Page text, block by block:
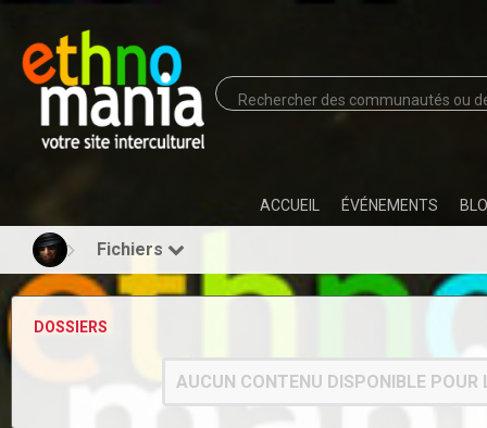
ACCUEIL ÉVÉNEMENTS
Fichiers
DOSSIERS
AUCUN CONTENU DISPONIBLE POUR